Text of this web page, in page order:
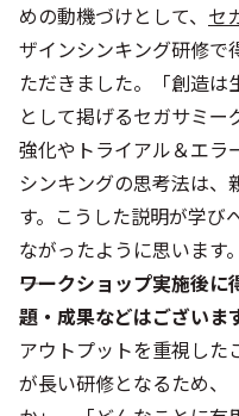
めの動機づけとして、 セ
ザインシンキング研修で
ただきました。「創造
として掲げるセガサミー
強化やトライアル＆エラ
シンキングの思考法は、
す。こうした説明が学び
ながったように思います。
――ワークショップ実施後
題・成果などはございま
アウトプットを重視した
が長い研修となるため、